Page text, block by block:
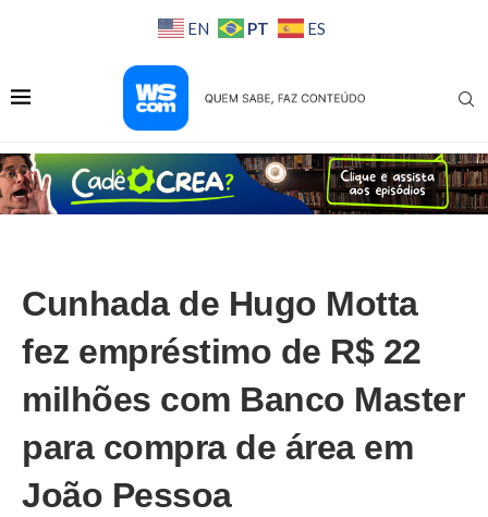
EN PT ES
Cunhada de Hugo Motta
fez empréstimo de R$ 22
milhões com Banco Master
para compra de área em
João Pessoa